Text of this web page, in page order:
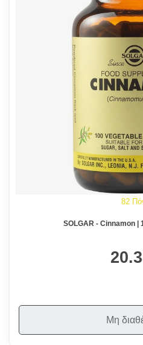
82
SOLGAR - Cinnamon |
Μη